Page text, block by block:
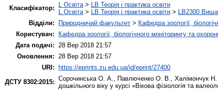
Класифікатор:
L Освіта > LB Теорія і практика освіти
L Освіта > LB Теорія і практика освіти > LB2300 Вища
Відділи:
Природничий факультет > Кафедра зоології,
Користувач:
Кафедра зоології, біологічного моніторингу та
Дата подачі:
28 Вер 2018 21:57
Оновлення:
28 Вер 2018 21:57
URI: https://eprints.zu.edu.ua/id/eprint/27400
ДСТУ 8302:2015: Сорочинська О. А. Павлюченко О. В.
Халімончук
дошкільного віку у курсі «Вікова фізіологія та